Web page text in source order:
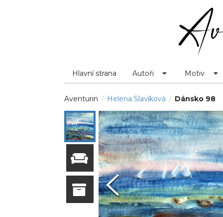
Hlavní strana Autoři Motiv
Aventurin / Helena Slavíková / Dánsko 98